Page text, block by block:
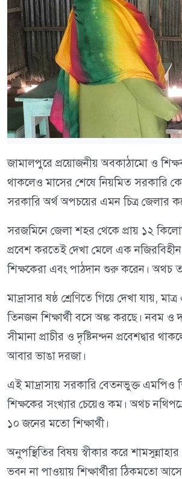
জামালপুরে প্রয়োজনীয় অবকাঠামো ও শিক্ষক-
থাকলেও মাসের শেষে নিয়মিত সরকারি
সরকারি অর্থ অপচয়ের এমন চিত্র জেলার
সরজমিনে জেলা শহর থেকে প্রায় ১২
প্রবেশ করতেই দেখা মেলে এক নজিরবিহীন
শিক্ষকেরা এবং পাঠদান শুরু করেন। অথচ
মাদ্রাসার ষষ্ঠ শ্রেণিতে গিয়ে দেখা যায়,
তিনজন শিক্ষার্থী বসে অঙ্ক করছে। নবম
সীমানা প্রাচীর ও দৃষ্টিনন্দন প্রবেশদ্বার
আবার ভাঙা দরজা।
এই মাদ্রাসায় সরকারি বেতনভুক্ত এমপিও
শিক্ষকের সংখ্যার চেয়েও কম। অথচ
১০ জনের মতো শিক্ষার্থী।
অনুপস্থিতির বিষয় স্বীকার করে
ভবন না পাওয়ায় শিক্ষার্থীরা ঠিকমতো